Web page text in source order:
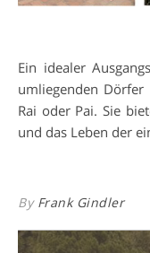
Ein idealer
umliegenden
Rai oder Pai. Sie
und das Leben der
By Frank Gindler